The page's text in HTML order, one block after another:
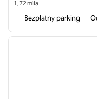
1,72 mila
Bezpłatny parking
1 z 12